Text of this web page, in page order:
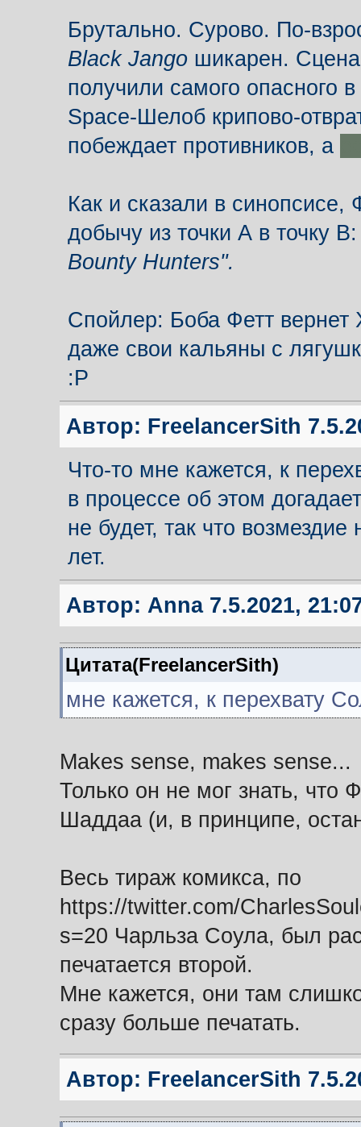
Брутально. Сурово. По-
Black Jangoшикарен.
получили самого опасного
Space-Шелоб крипово-
побеждает противников, а
Как и сказали в синопсисе,
добычу из точки А в точку
Bounty Hunters".
Спойлер: Боба Фетт вернет
даже свои кальяны с
:Р
Автор: FreelancerSith
Что-то мне кажется, к
в процессе об этом
не будет, так что
лет.
Автор: Anna7.5.2021,
Цитата(FreelancerSith)
мне кажется, к перехвату
Makes sense, makes sense...
Только он не мог знать, что
Шаддаа (и, в принципе,
Весь тираж комикса, по
https://twitter.com/
s=20 Чарльза Соула, был
печатается второй.
Мне кажется, они там
сразу больше печатать.
Автор: FreelancerSith